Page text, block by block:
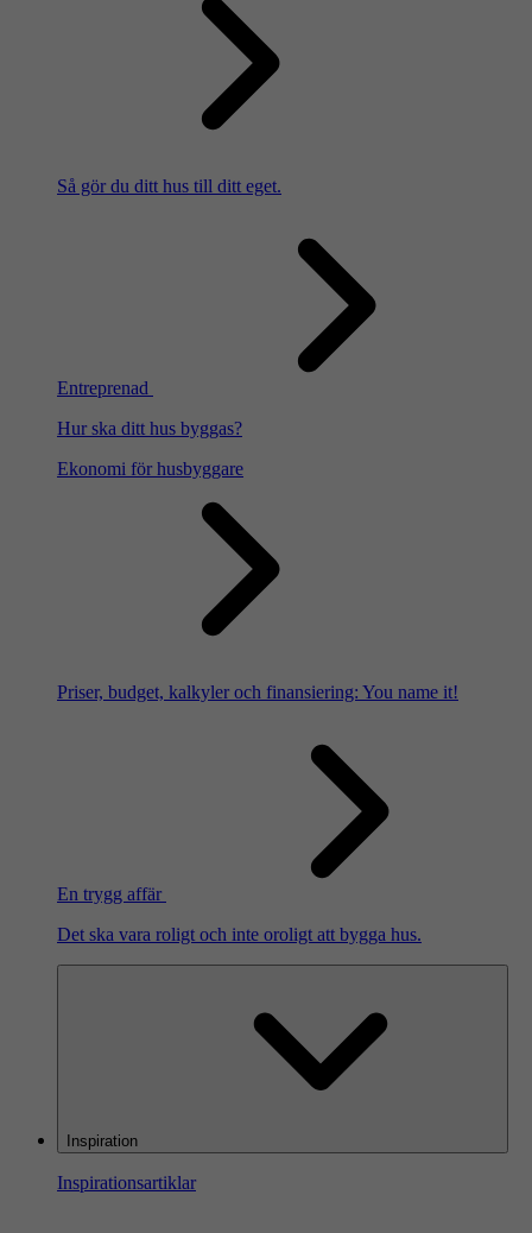
Så gör du ditt hus till ditt eget.
Entreprenad
Hur ska ditt hus byggas?
Ekonomi för husbyggare
Priser, budget, kalkyler och finansiering: You name it!
En trygg affär
Det ska vara roligt och inte oroligt att bygga hus.
Inspiration
Inspirationsartiklar